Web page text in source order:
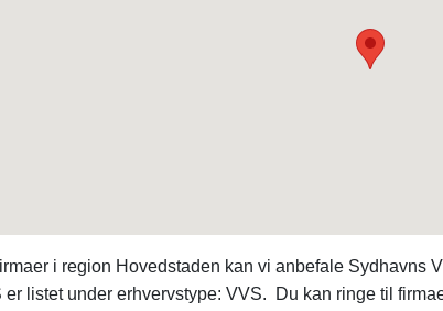
i region Hovedstaden kan vi anbefale Sydhavns
listet under erhvervstype: VVS. Du kan ringe til